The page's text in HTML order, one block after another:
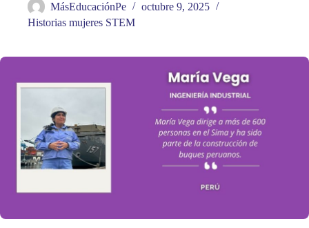
MásEducaciónPe
octubre 9, 2025
Historias mujeres STEM